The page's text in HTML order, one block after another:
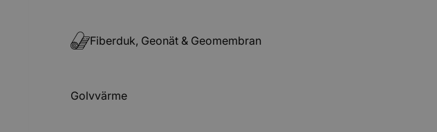
Fiberduk, Geonät & Geomembran
Golvvärme